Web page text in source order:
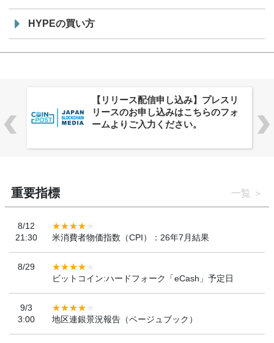
HYPEの買い方
株式会社PlnX、アジア最大級のグロ
ーバルWeb3カンファレンス
「WebX2026」とのコラボレーショ
重要指標 一覧
8/12
21:30
米消費者物価指数（CPI）：26年7月結果
8/29
ビットコイン:ハードフォーク「eCash」予定日
9/3
3:00
地区連銀景況報告（ベージュブック）